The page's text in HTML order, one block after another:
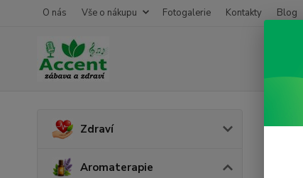
O nás Vše o nákupu Fotogalerie Kontakty Blog
Zdraví
Aromaterapie